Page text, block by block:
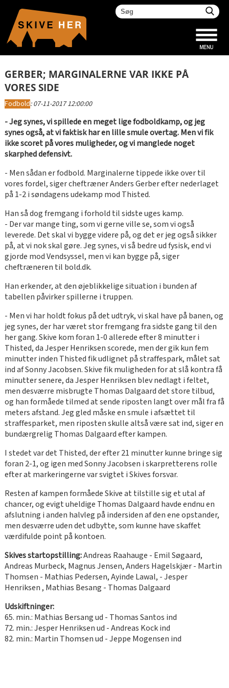
GERBER; MARGINALERNE VAR IKKE PÅ
VORES SIDE
Fodbold:07-11-2017 12:00:00
- Jeg synes, vi spillede en meget lige fodboldkamp, og jeg
synes også, at vi faktisk har en lille smule overtag. Men vi fik
ikke scoret på vores muligheder, og vi manglede noget
skarphed defensivt.
- Men sådan er fodbold. Marginalerne tippede ikke over til
vores fordel, siger cheftræner Anders Gerber efter nederlaget
på 1-2 i søndagens udekamp mod Thisted.
Han så dog fremgang i forhold til sidste uges kamp.
- Der var mange ting, som vi gerne ville se, som vi også
leverede. Det skal vi bygge videre på, og det er jeg også sikker
på, at vi nok skal gøre. Jeg synes, vi så bedre ud fysisk, end vi
gjorde mod Vendsyssel, men vi kan bygge på, siger
cheftræneren til bold.dk.
Han erkender, at den øjeblikkelige situation i bunden af
tabellen påvirker spillerne i truppen.
- Men vi har holdt fokus på det udtryk, vi skal have på banen, og
jeg synes, der har været stor fremgang fra sidste gang til den
her gang. Skive kom foran 1-0 allerede efter 8 minutter i
Thisted, da Jesper Henriksen scorede, men der gik kun fem
minutter inden Thisted fik udlignet på straffespark, målet sat
ind af Sonny Jacobsen. Skive fik muligheden for at slå kontra få
minutter senere, da Jesper Henriksen blev nedlagt i feltet,
men desværre misbrugte Thomas Dalgaard det store tilbud,
og han formåede tilmed at sende riposten langt over mål fra få
meters afstand. Jeg gled måske en smule i afsættet til
straffesparket, men riposten skulle altså være sat ind, siger en
bundærgrelig Thomas Dalgaard efter kampen.
I stedet var det Thisted, der efter 21 minutter kunne bringe sig
foran 2-1, og igen med Sonny Jacobsen i skarpretterens rolle
efter at markeringerne var svigtet i Skives forsvar.
Resten af kampen formåede Skive at tilstille sig et utal af
chancer, og evigt uheldige Thomas Dalgaard havde endnu en
afslutning i anden halvleg på indersiden af den ene opstander,
men desværre uden det udbytte, som kunne have skaffet
værdifulde point på kontoen.
Skives startopstilling:Andreas Raahauge - Emil Søgaard,
Andreas Murbeck, Magnus Jensen, Anders Hagelskjær - Martin
Thomsen - Mathias Pedersen, Ayinde Lawal, - Jesper
Henriksen , Mathias Besang - Thomas Dalgaard
Udskiftninger:
65. min.: Mathias Bersang ud - Thomas Santos ind
72. min.: Jesper Henriksen ud - Andreas Kock ind
82. min.: Martin Thomsen ud - Jeppe Mogensen ind